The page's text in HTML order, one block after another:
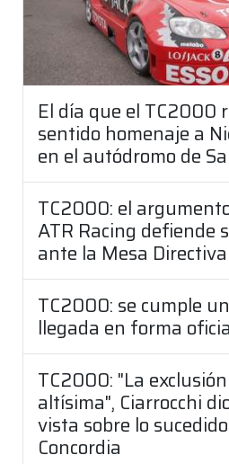
El día que el TC2000
sentido homenaje a
en el autódromo de
TC2000: el
ATR Racing defiende
ante la Mesa
TC2000: se cumple
llegada en forma
TC2000: "La
altísima", Ciarrocchi
vista sobre lo
Concordia